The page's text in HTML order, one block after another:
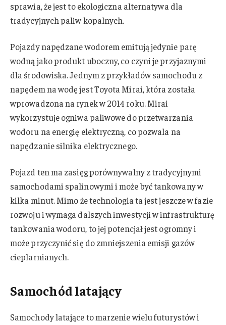
sprawia, że jest to ekologiczna alternatywa dla
tradycyjnych paliw kopalnych.
Pojazdy napędzane wodorem emitują jedynie parę
wodną jako produkt uboczny, co czyni je przyjaznymi
dla środowiska. Jednym z przykładów samochodu z
napędem na wodę jest Toyota Mirai, która została
wprowadzona na rynek w 2014 roku. Mirai
wykorzystuje ogniwa paliwowe do przetwarzania
wodoru na energię elektryczną, co pozwala na
napędzanie silnika elektrycznego.
Pojazd ten ma zasięg porównywalny z tradycyjnymi
samochodami spalinowymi i może być tankowany w
kilka minut. Mimo że technologia ta jest jeszcze w fazie
rozwoju i wymaga dalszych inwestycji w infrastrukturę
tankowania wodoru, to jej potencjał jest ogromny i
może przyczynić się do zmniejszenia emisji gazów
cieplarnianych.
Samochód latający
Samochody latające to marzenie wielu futurystów i